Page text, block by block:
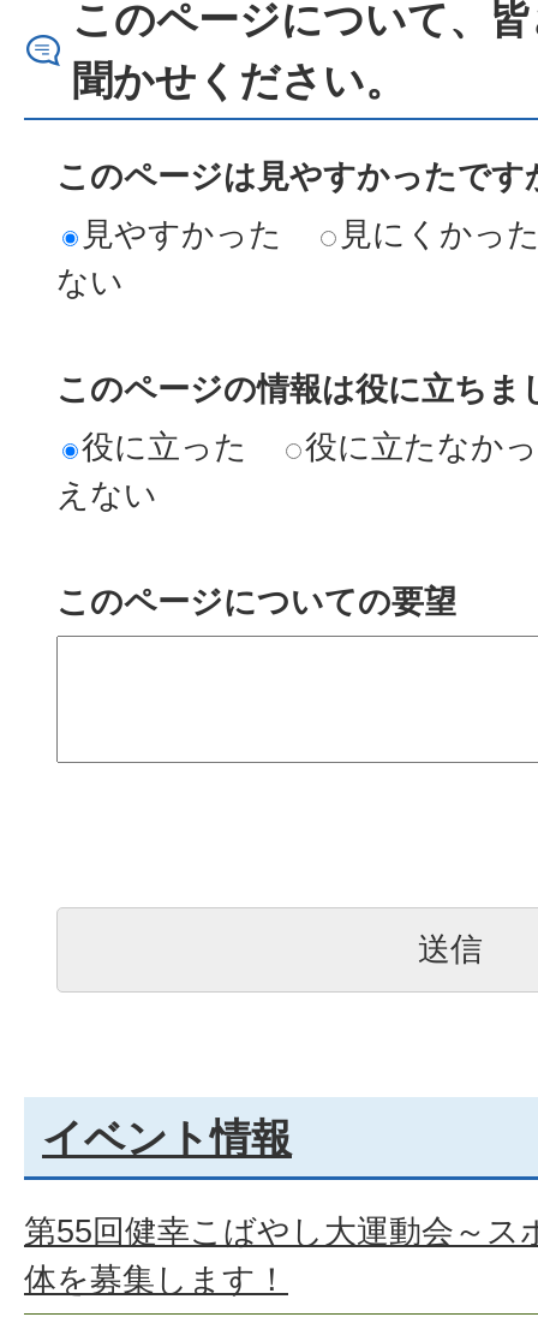
このページについて、
聞かせください。
このページは見やすかったです
見やすかった
見にくかっ
ない
このページの情報は役に立ちま
役に立った
役に立たなか
えない
このページについての要望
イベント情報
第55回健幸こばやし大運動会～ス
体を募集します！